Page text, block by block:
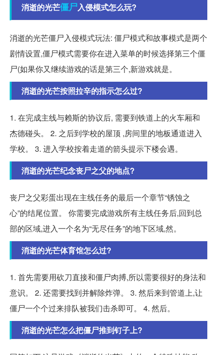
消逝的光芒僵尸入侵模式怎么玩?
消逝的光芒僵尸入侵模式玩法: 僵尸模式和故事模式是两个
剧情设置,僵尸模式需要你在进入菜单的时候选择第三个僵
尸(如果你又继续游戏的话是第三个,新游戏就是。
消逝的光芒按照拉辛的指示怎么过?
1. 在完成主线与赖斯的协议后, 需要到铁道上的火车厢和
杰德碰头。 2. 之后到学校的屋顶 ,房间里的地板通道进入
学校。 3. 进入学校按着走道的箭头提示下楼会遇。
消逝的光芒纪念丧尸之父的地点?
丧尸之父彩蛋出现在主线任务的最后一个章节“锈蚀之
心”的结尾位置。 你需要完成游戏所有主线任务后,回到总
部的区域,进入一个名为“无尽任务”的地下区域,然。
消逝的光芒体育馆怎么过?
1. 首先需要用砍刀直接和僵尸肉搏,所以需要很好的身法和
意识。 2. 还需要找到并解除炸弹。 3. 然后来到管道上,让
僵尸一个个过来排队被我们击杀即可。 4. 然后。
消逝的光芒怎么把僵尸推到钉子上?